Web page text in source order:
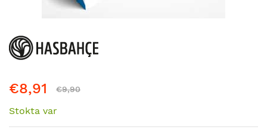
galerisinin
başına
€8,91 €9,90
Stokta var